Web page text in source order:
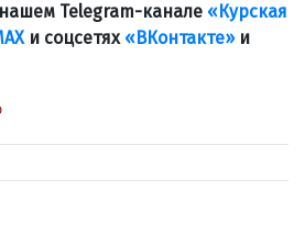
Telegram-канале «Курская
и соцсетях «ВКонтакте»и